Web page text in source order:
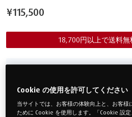
¥115,500
18,700円以上で送料
シングル
約97x195cm
Cookie の使用を許可してください
当サイトでは、お客様の体験向上と、お客様
ために Cookie を使用します。「Cookie 設